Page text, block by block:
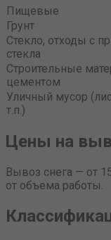
Пищевые
Грунт
Стекло, отходы с
стекла
Строительные
цементом
Уличный мусор
т.п.)
Цены на
Вывоз снега — от
от объема работы.